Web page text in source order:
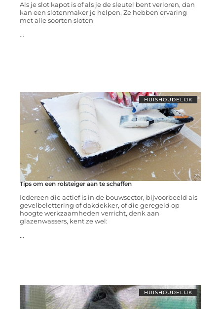
Als je slot kapot is of als je de sleutel bent verloren, dan
kan een slotenmaker je helpen. Ze hebben ervaring
met alle soorten sloten
...
HUISHOUDELIJK
Tips om een rolsteiger aan te schaffen
Iedereen die actief is in de bouwsector, bijvoorbeeld als
gevelbelettering of dakdekker, of die geregeld op
hoogte werkzaamheden verricht, denk aan
glazenwassers, kent ze wel:
...
HUISHOUDELIJK